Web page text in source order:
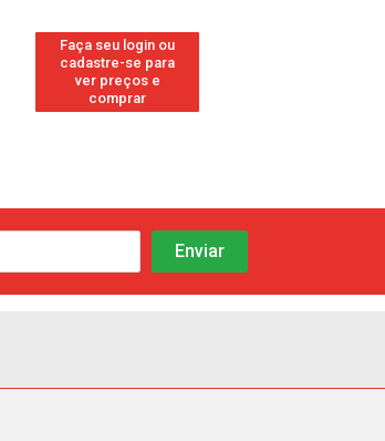
Faça seu login ou
cadastre-se para
ver preços e
comprar